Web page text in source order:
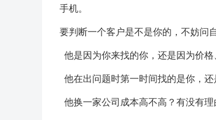
手机。
要判断一个客户是不是你的，不妨问
他是因为你来找的你，还是因为价格
他在出问题时第一时间找的是你，还
他换一家公司成本高不高？有没有理